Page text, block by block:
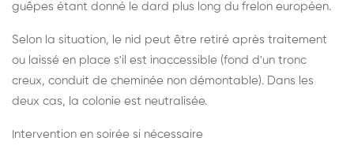
guêpes étant donné le dard plus long du frelon européen.
Selon la situation, le nid peut être retiré après traitement
ou laissé en place s'il est inaccessible (fond d'un tronc
creux, conduit de cheminée non démontable). Dans les
deux cas, la colonie est neutralisée.
Intervention en soirée si nécessaire